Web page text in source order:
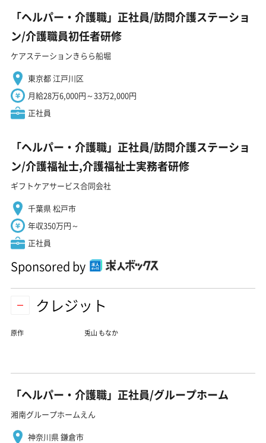
「ヘルパー・介護職」正社員/訪問介護ステーショ
ン/介護職員初任者研修
ケアステーションきらら船堀
東京都 江戸川区
月給28万6,000円～33万2,000円
正社員
「ヘルパー・介護職」正社員/訪問介護ステーショ
ン/介護福祉士,介護福祉士実務者研修
ギフトケアサービス合同会社
千葉県 松戸市
年収350万円～
正社員
Sponsored by
クレジット
原作 兎山 もなか
「ヘルパー・介護職」正社員/グループホーム
湘南グループホームえん
神奈川県 鎌倉市